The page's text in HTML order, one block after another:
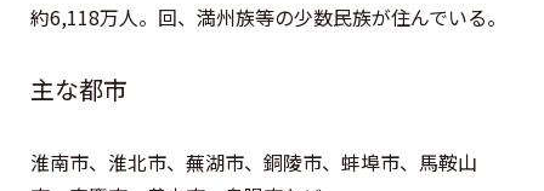
約6,118万人。回、満州族等の少数民族が住んでいる。
主な都市
淮南市、淮北市、蕪湖市、銅陵市、蚌埠市、馬鞍山